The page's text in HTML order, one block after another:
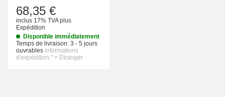
68,35 €
inclus 17% TVAplus
Expédition
Disponible immédiatement
Temps de livraison: 3 - 5 jours
ouvrables informations
d'expédition." > Étranger